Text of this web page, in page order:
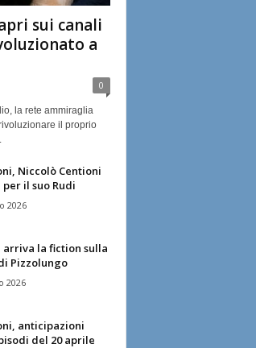
sui canali
a
0
la rete ammiraglia
il proprio
Niccolò Centioni
per il suo Rudi
2026
arriva la fiction sulla
Pizzolungo
2026
anticipazioni
del 20 aprile